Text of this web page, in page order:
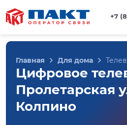
+7
Главная Для дома
Цифровое
Пролетарская
Колпино